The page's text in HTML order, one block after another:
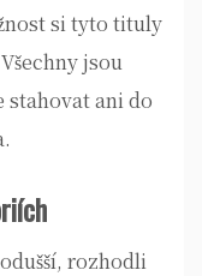
si tyto tituly
jsou
stahovat ani do
rozhodli